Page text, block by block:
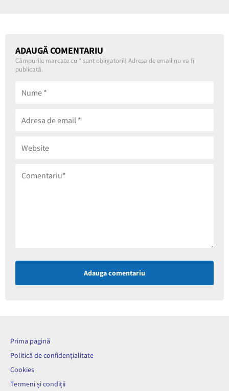
ADAUGĂ COMENTARIU
Câmpurile marcate cu *sunt obligatorii! Adresa de email nu va fi
publicată.
Adauga comentariu
Prima pagină
Politică de confidențialitate
Cookies
Termeni și condiții